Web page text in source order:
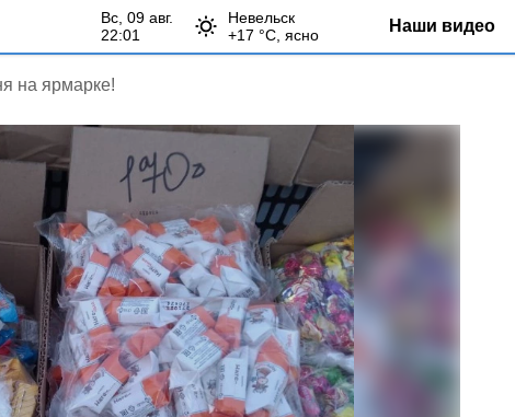
вс, 09 авг.
22:01
Невельск
+17 °С, ясно Наши видео
на ярмарке!